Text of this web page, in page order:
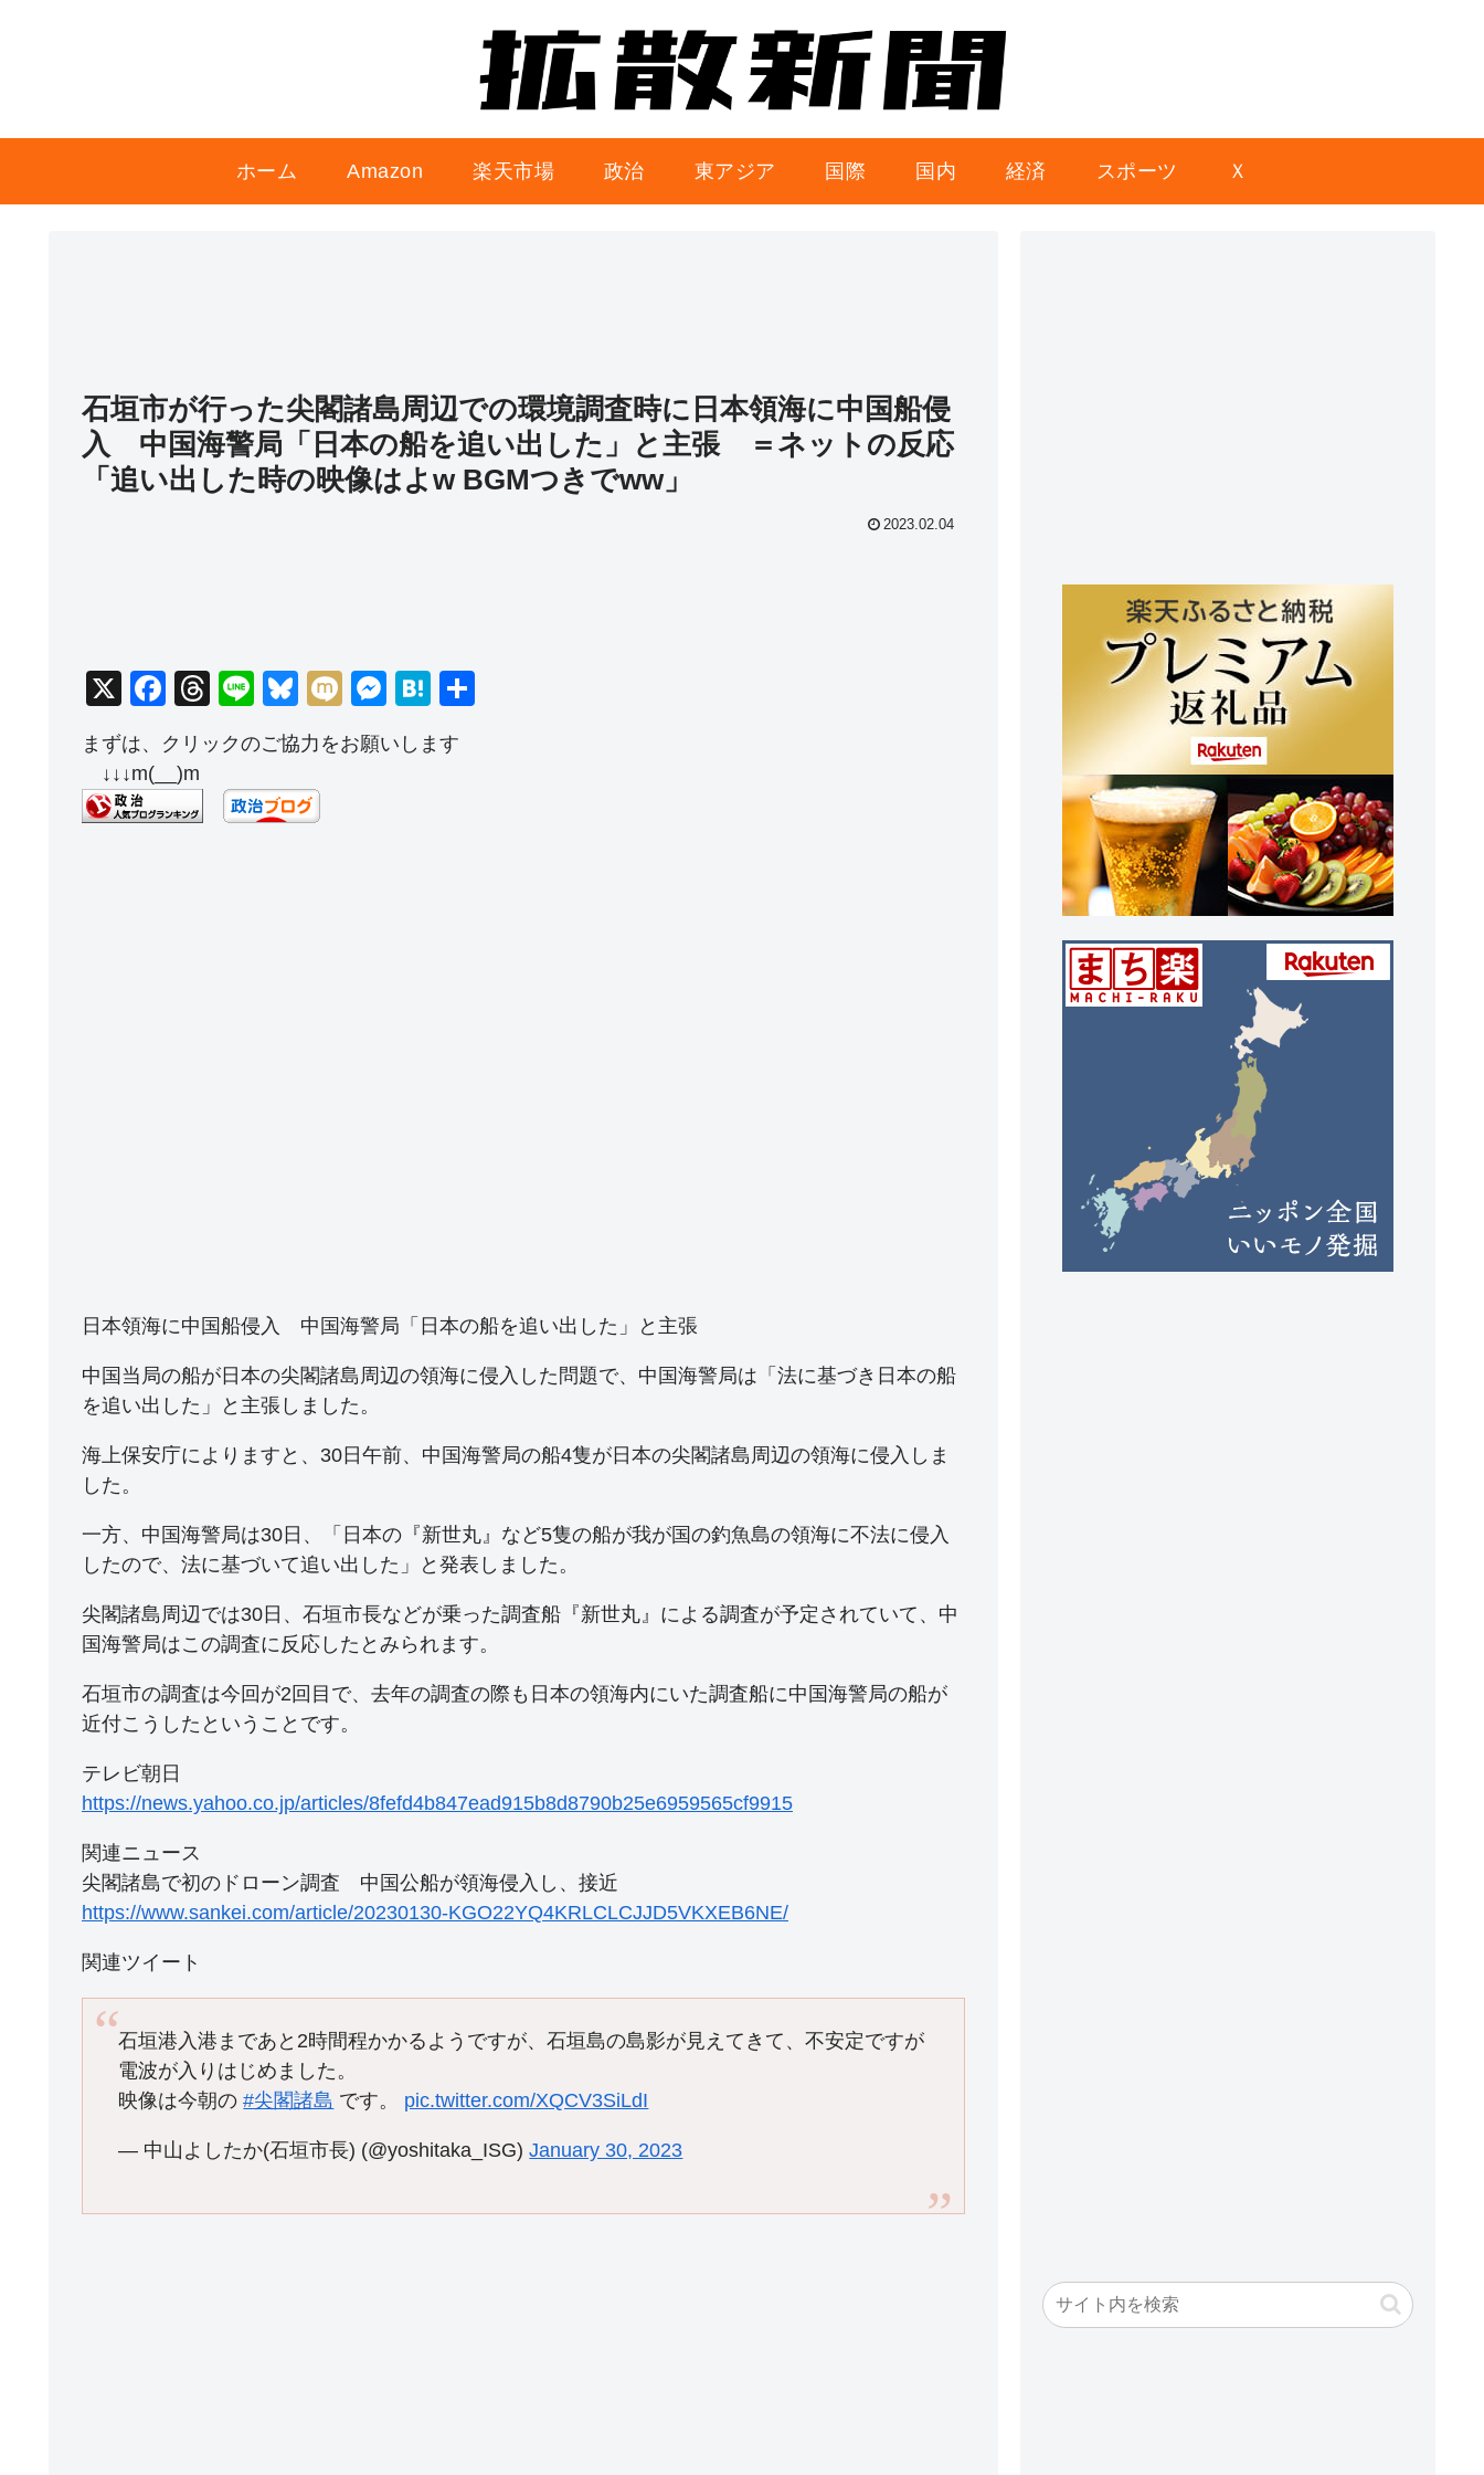
ホーム Amazon 楽天市場 政治 東アジア 国際 国内 経済 スポーツ Ｘ
石垣市が行った尖閣諸島周辺での環境調査時に日本領海に中国船侵
入 中国海警局「日本の船を追い出した」と主張 ＝ネットの反応
「追い出した時の映像はよw BGMつきでww」
2023.02.04
X
F
c
e
b
T
e
a
d
Li
e
Bl
u
e
sk
y
M
M
ss
H
e
まずは、クリックのご協力をお願いします
↓↓↓m(__)m
日本領海に中国船侵入 中国海警局「日本の船を追い出した」と主張
中国当局の船が日本の尖閣諸島周辺の領海に侵入した問題で、中国海警局は「法に基づき日本の船
を追い出した」と主張しました。
海上保安庁によりますと、30日午前、中国海警局の船4隻が日本の尖閣諸島周辺の領海に侵入しま
した。
一方、中国海警局は30日、「日本の『新世丸』など5隻の船が我が国の釣魚島の領海に不法に侵入
したので、法に基づいて追い出した」と発表しました。
尖閣諸島周辺では30日、石垣市長などが乗った調査船『新世丸』による調査が予定されていて、中
国海警局はこの調査に反応したとみられます。
石垣市の調査は今回が2回目で、去年の調査の際も日本の領海内にいた調査船に中国海警局の船が
近付こうしたということです。
テレビ朝日
https://news.yahoo.co.jp/articles/8fefd4b847ead915b8d8790b25e6959565cf9915
関連ニュース
尖閣諸島で初のドローン調査 中国公船が領海侵入し、接近
https://www.sankei.com/article/20230130-KGO22YQ4KRLCLCJJD5VKXEB6NE/
関連ツイート
石垣港入港まであと2時間程かかるようですが、石垣島の島影が見えてきて、不安定ですが
電波が入りはじめました。
映像は今朝の#尖閣諸島 です。 pic.twitter.com/XQCV3SiLdI
— 中山よしたか(石垣市長) (@yoshitaka_ISG)January 30, 2023